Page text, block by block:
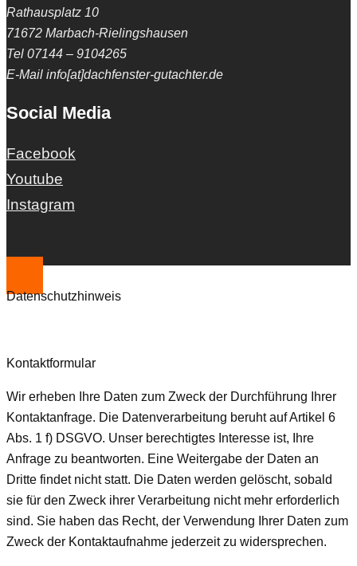
Rathausplatz 10
71672 Marbach-Rielingshausen
Tel 07144 – 9104265
E-Mail info[at]dachfenster-gutachter.de
Social Media
Facebook
Youtube
Instagram
Datenschutzhinweis
Kontaktformular
Wir erheben Ihre Daten zum Zweck der Durchführung Ihrer
Kontaktanfrage. Die Datenverarbeitung beruht auf Artikel 6
Abs. 1 f) DSGVO. Unser berechtigtes Interesse ist, Ihre
Anfrage zu beantworten. Eine Weitergabe der Daten an
Dritte findet nicht statt. Die Daten werden gelöscht, sobald
sie für den Zweck ihrer Verarbeitung nicht mehr erforderlich
sind. Sie haben das Recht, der Verwendung Ihrer Daten zum
Zweck der Kontaktaufnahme jederzeit zu widersprechen.